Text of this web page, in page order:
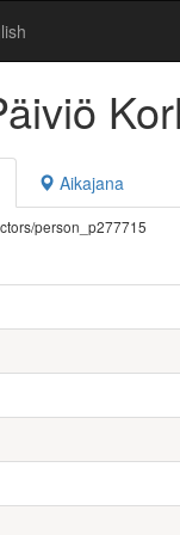
Aikajana
person_p277715